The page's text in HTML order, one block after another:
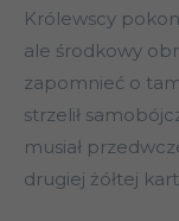
Królewscy
ale środkowy
zapomnieć o
strzelił
musiał
drugiej żółtej